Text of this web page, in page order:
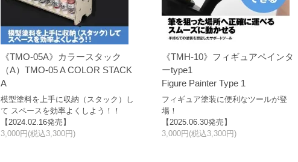
《TMO-05A》カラースタック
（A）TMO-05 A COLOR STACK
A
模型塗料を上手に収納（スタック）し
て スペースを効率よくしよう！！
【2024.02.16発売】
3,000円(税込3,300円)
《TMH-10》フィギュアペインタ
ーtype1
Figure Painter Type 1
フィギュア塗装に便利なツールが登
場！
【2025.06.30発売】
3,000円(税込3,300円)